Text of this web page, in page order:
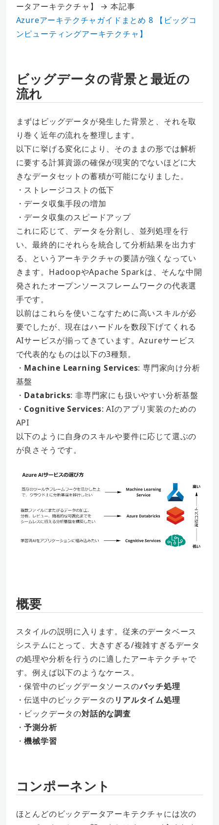
ータアーキテクチャ】 → 本記事
Azureアーキテクチャガイドまとめ 8 【ビッグコ
ンピューティングアーキテクチャ】
ビッグデータの背景と最近の
流れ
まずはビッグデータが発生した背景と、それを取
り巻く近年の流れを整理します。
以下に挙げる変化により、そのままの形では解析
に要する計算資源の確保が現実的でないほどに大
きなデータセットの蓄積が可能になりました。
・ストレージコストの低下
・データ収集手段の増加
・データ収集のスピードアップ
これに応じて、データを分割し、並列処理を行
い、最終的にそれらを統合して分析結果を出力す
る、というアーキテクチャの要請が強くなってい
きます。HadoopやApache Sparkは、そんな中開
発されたオープンソースフレームワークの代表選
手です。
以前はこれらを使いこなすために高いスキルが必
要でしたが、現在はハードルを数段下げてくれる
AIサービスが揃ってきています。Azureサービス
で代表的なものは以下の3種類。
・ Machine Learning Services: 専門家向け分析
基盤
・ Databricks: 非専門家にも扱いやすい分析基盤
・ Cognitive Services: AIのアプリ実装のための
API
以下のように自身のスキルや要件に応じて選ぶの
が良さそうです。
概要
スタイルの説明に入ります。従来のデータベース
システムにとって、大きすぎる/複雑すぎるデータ
の処理や分析を行うのに適したアーキテクチャで
す。例えば以下のようなケース。
・保管中のビッグデータソースのバッチ処理
・伝送中のビックデータのリアルタイム処理
・ビックデータの対話的な調査
・予測分析
・機械学習
コンポーネント
ほとんどのビックデータアーキテクチャには次の